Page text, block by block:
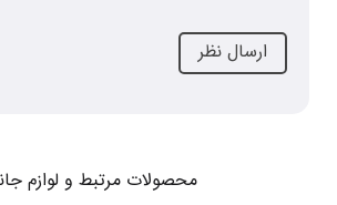
محصولات مرتبط و لوازم